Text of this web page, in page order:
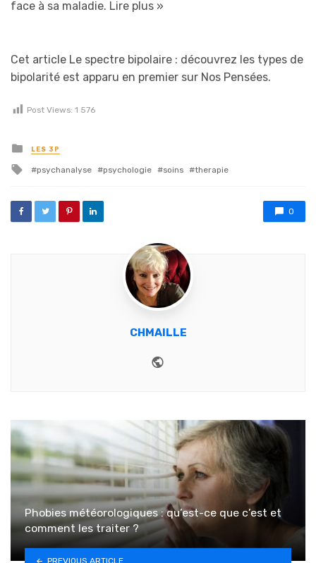
face à sa maladie. Lire plus »
Cet article Le spectre bipolaire : découvrez les types de
bipolarité est apparu en premier sur Nos Pensées.
Post Views: 1 576
Posted in
LES 3P
Tagged with
psychanalyse psychologie soins therapie
0
CHMAILLE
Phobies météorologiques : qu’est-ce que c’est et
comment les traiter ?
PREVIOUS ARTICLE